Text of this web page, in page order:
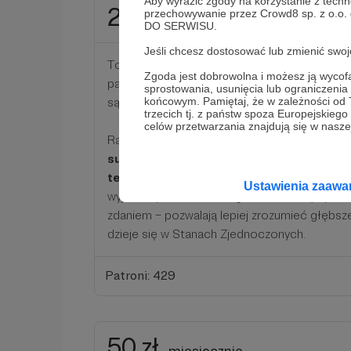
przechowywanie przez Crowd8 sp. z
DO SERWISU.
Jeśli chcesz dostosować lub zmienić
Zgoda jest dobrowolna i możesz ją
sprostowania, usunięcia lub
końcowym. Pamiętaj, że w zależności
trzecich tj. z państw spoza
celów przetwarzania znajdują się w
Ustawienia
20 zł miesięcznie
To już ponad cztery dolary, czyli nieco więcej
papierowy numer „New York Timesa”.
są znacznie tańsze.
Raz na miesiąc prześlemy Wam także
subiektywny przegląd najciekawszych,
temat amerykańskiej polityki,
wyjaśnimy w nim, dlaczego tak nam się
zdaniem – pozwalają lepiej zrozumieć
dzieje się w Stanach Zjednoczonych.
Patroni: 429